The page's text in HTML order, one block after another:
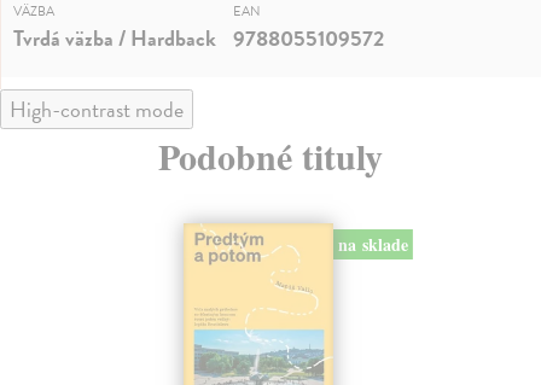
VÄZBA
Tvrdá väzba / Hardback
EAN
9788055109572
High-contrast mode
Podobné tituly